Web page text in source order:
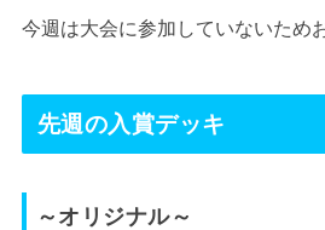
今週は大会に参加していないため
先週の入賞デッキ
～オリジナル～